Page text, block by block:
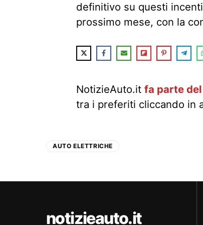
definitivo su questi
prossimo mese, con la
NotizieAuto.it fa parte
tra i preferiti cliccando in
AUTO ELETTRICHE
notizieauto.it